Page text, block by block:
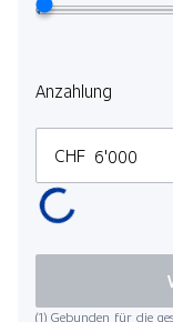
Anzahlung
CHF
(1) Gebunden für die